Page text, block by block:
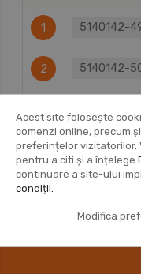
Acest site folosește
comenzi online, precum
preferințelor vizitatorilor.
pentru a citi și a înțelege
continuare a site-ului
condiții.
Modifica
1 5140142-
2 5140142-
4 5140142-
5